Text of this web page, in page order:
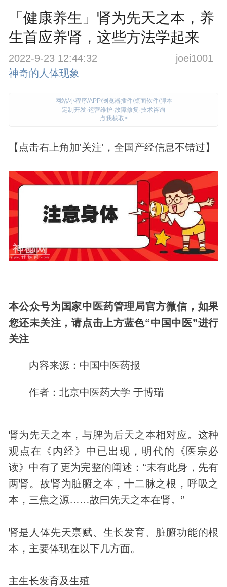
「健康养生」肾为先天之本，养
生首应养肾，这些方法学起来
2022-9-23 12:44:32
joei1001
神奇的人体现象
网站/小程序/APP/浏览器插件/桌面软件/脚本
定制开发·运营维护·故障修复·技术咨询
点我获取>
【点击右上角加'关注'，全国产经信息不错过】
本公众号为国家中医药管理局官方微信，如果
您还未关注，请点击上方蓝色“中国中医”进行
关注
内容来源：中国中医药报
作者：北京中医药大学 于博瑞
肾为先天之本，与脾为后天之本相对应。这种
观点在《内经》中已出现，明代的《医宗必
读》中有了更为完整的阐述：“未有此身，先有
两肾。故肾为脏腑之本，十二脉之根，呼吸之
本，三焦之源……故曰先天之本在肾。”
肾是人体先天禀赋、生长发育、脏腑功能的根
本，主要体现在以下几方面。
主生长发育及生殖